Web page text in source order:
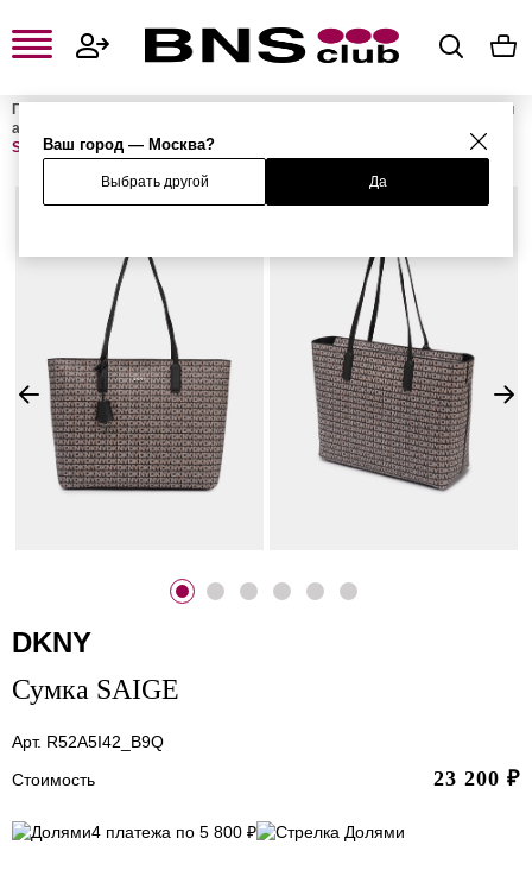
Ваш город — Москва?
Выбрать другой Да
Главная
Женские сумки и
аксессуары
SAIGE
DKNY
Сумка SAIGE
Арт. R52A5I42_B9Q
Стоимость
23 200 ₽
4 платежа по 5 800 ₽